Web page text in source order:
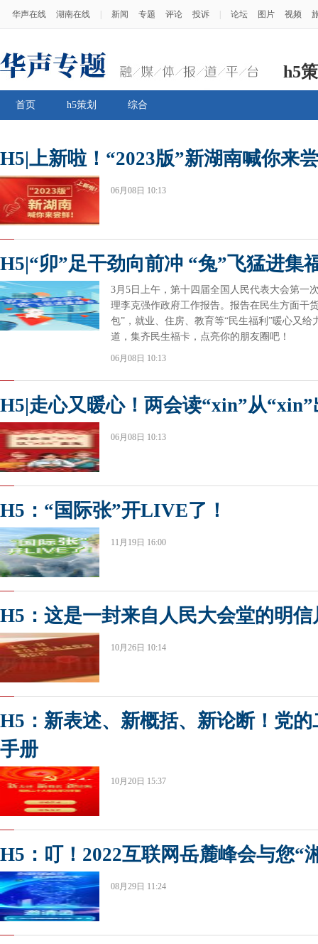
华声在线 湖南在线 新闻 专题 评论 投诉 论坛 图片 视频
h5
首页 h5策划 综合
H5|上新啦！“2023版”新湖南喊你来
06月08日 10:13
H5|“卯”足干劲向前冲 “兔”飞猛进集
3月5日上午，第十四届全国人民代表大会第一
理李克强作政府工作报告。报告在民生方面干
包”，就业、住房、教育等“民生福利”暖心又
道，集齐民生福卡，点亮你的朋友圈吧！
06月08日 10:13
H5|走心又暖心！两会读“xin”从“xin”
06月08日 10:13
H5：“国际张”开LIVE了！
11月19日 16:00
H5：这是一封来自人民大会堂的明信
10月26日 10:14
H5：新表述、新概括、新论断！党
手册
10月20日 15:37
H5：叮！2022互联网岳麓峰会与您“
08月29日 11:24